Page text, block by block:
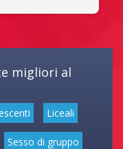
migliori al
Liceali
Sesso di gruppo